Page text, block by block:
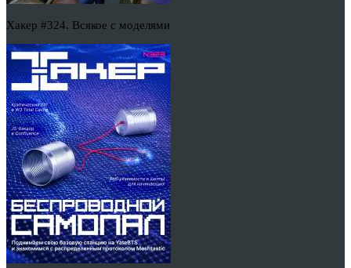
Хакер #324. Всякое с моделями